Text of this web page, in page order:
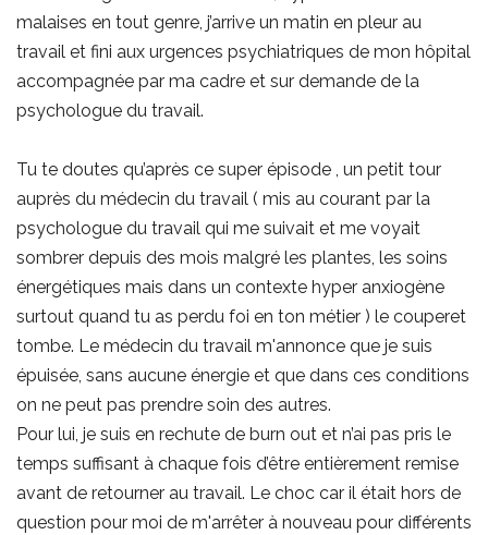
malaises en tout genre, j’arrive un matin en pleur au
travail et fini aux urgences psychiatriques de mon hôpital
accompagnée par ma cadre et sur demande de la
psychologue du travail.
Tu te doutes qu’après ce super épisode , un petit tour
auprès du médecin du travail ( mis au courant par la
psychologue du travail qui me suivait et me voyait
sombrer depuis des mois malgré les plantes, les soins
énergétiques mais dans un contexte hyper anxiogène
surtout quand tu as perdu foi en ton métier ) le couperet
tombe. Le médecin du travail m'annonce que je suis
épuisée, sans aucune énergie et que dans ces conditions
on ne peut pas prendre soin des autres.
Pour lui, je suis en rechute de burn out et n’ai pas pris le
temps suffisant à chaque fois d’être entièrement remise
avant de retourner au travail. Le choc car il était hors de
question pour moi de m'arrêter à nouveau pour différents